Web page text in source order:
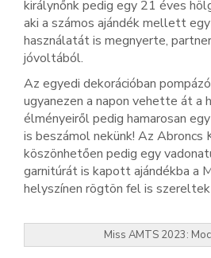
királynőnk pedig egy 21 éves
aki a számos ajándék mellett
használatát is megnyerte,
jóvoltából.
Az egyedi dekorációban
ugyanezen a napon vehette át a
élményeiről pedig hamarosan
is beszámol nekünk! Az Abroncs
köszönhetően pedig egy
garnitúrát is kapott ajándékba a
helyszínen rögtön fel is szereltek
Miss AMTS 2023: